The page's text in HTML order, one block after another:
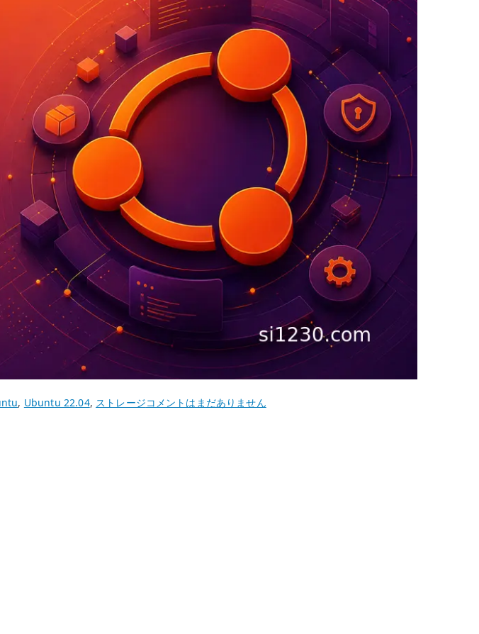
, Ubuntu 22.04, ストレージUbuntu
コメントはまだありません